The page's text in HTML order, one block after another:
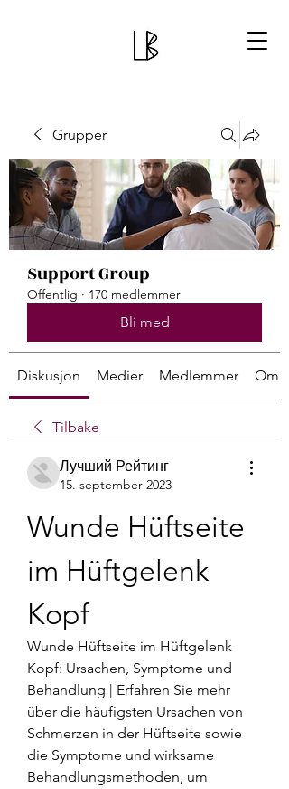
Grupper
Support Group
Offentlig · 170 medlemmer
Bli med
Diskusjon Medier Medlemmer Om
Tilbake
Лучший Рейтинг
15. september 2023
Wunde Hüftseite
im Hüftgelenk
Kopf
Wunde Hüftseite im Hüftgelenk
Kopf: Ursachen, Symptome und
Behandlung | Erfahren Sie mehr
über die häufigsten Ursachen von
Schmerzen in der Hüftseite sowie
die Symptome und wirksame
Behandlungsmethoden, um